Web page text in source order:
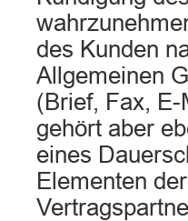
des Kunden
Allgemeinen
(Brief, Fax, E-
gehört aber
eines
Elementen